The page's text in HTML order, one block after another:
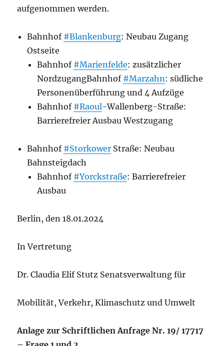
aufgenommen werden.
Bahnhof #Blankenburg: Neubau Zugang
Ostseite
Bahnhof #Marienfelde: zusätzlicher
NordzugangBahnhof #Marzahn: südliche
Personenüberführung und 4 Aufzüge
Bahnhof #Raoul-Wallenberg-Straße:
Barrierefreier Ausbau Westzugang
Bahnhof #Storkower Straße: Neubau
Bahnsteigdach
Bahnhof #Yorckstraße: Barrierefreier
Ausbau
Berlin, den 18.01.2024
In Vertretung
Dr. Claudia Elif Stutz Senatsverwaltung für
Mobilität, Verkehr, Klimaschutz und Umwelt
Anlage zur Schriftlichen Anfrage Nr. 19/ 17717